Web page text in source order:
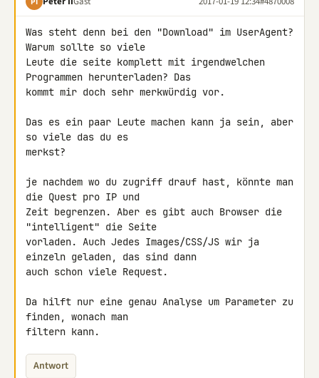
Was steht denn bei den "Download" im UserAgent?
Warum sollte so viele
Leute die seite komplett mit irgendwelchen
Programmen herunterladen? Das
kommt mir doch sehr merkwürdig vor.
Das es ein paar Leute machen kann ja sein, aber
so viele das du es
merkst?
je nachdem wo du zugriff drauf hast, könnte man
die Quest pro IP und
Zeit begrenzen. Aber es gibt auch Browser die
"intelligent" die Seite
vorladen. Auch Jedes Images/CSS/JS wir ja
einzeln geladen, das sind dann
auch schon viele Request.
Da hilft nur eine genau Analyse um Parameter zu
finden, wonach man
filtern kann.
Antwort